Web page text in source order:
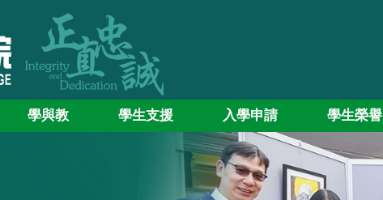
學與教 學生支援 入學申請 學生榮譽